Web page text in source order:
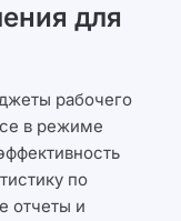
для
рабочего
в режиме
по
отчеты и